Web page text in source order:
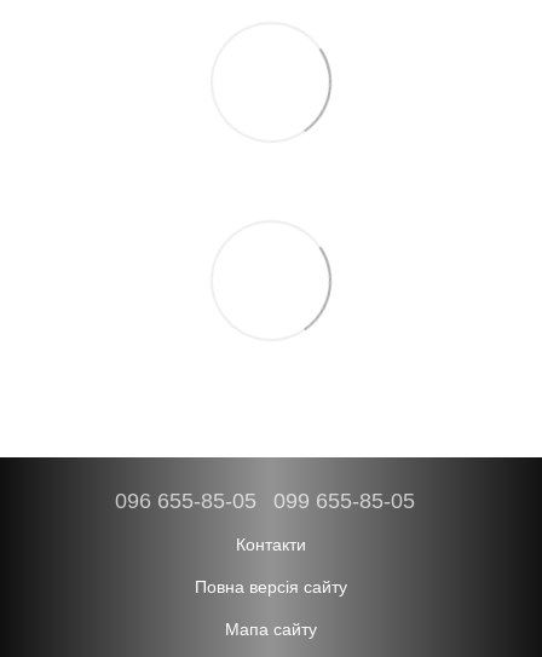
096 655-85-05 099 655-85-05
Контакти
Повна версія сайту
Мапа сайту